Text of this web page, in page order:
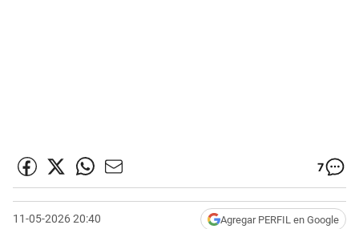
7
11-05-2026 20:40 Agregar PERFIL en Google